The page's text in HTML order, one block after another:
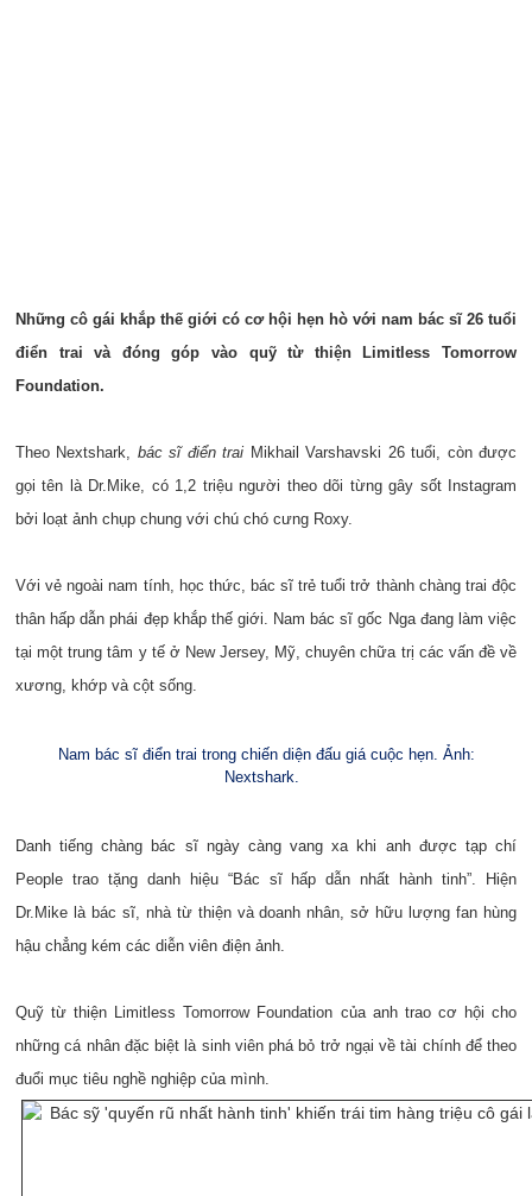
Những cô gái khắp thế giới có cơ hội hẹn hò với nam bác sĩ 26 tuổi
điển trai và đóng góp vào quỹ từ thiện Limitless Tomorrow
Foundation.
Theo Nextshark, bác sĩ điển trai Mikhail Varshavski 26 tuổi, còn được
gọi tên là Dr.Mike, có 1,2 triệu người theo dõi từng gây sốt Instagram
bởi loạt ảnh chụp chung với chú chó cưng Roxy.
Với vẻ ngoài nam tính, học thức, bác sĩ trẻ tuổi trở thành chàng trai độc
thân hấp dẫn phái đẹp khắp thế giới. Nam bác sĩ gốc Nga đang làm việc
tại một trung tâm y tế ở New Jersey, Mỹ, chuyên chữa trị các vấn đề về
xương, khớp và cột sống.
Nam bác sĩ điển trai trong chiến diện đấu giá cuộc hẹn. Ảnh:
Nextshark.
Danh tiếng chàng bác sĩ ngày càng vang xa khi anh được tạp chí
People trao tặng danh hiệu “Bác sĩ hấp dẫn nhất hành tinh”. Hiện
Dr.Mike là bác sĩ, nhà từ thiện và doanh nhân, sở hữu lượng fan hùng
hậu chẳng kém các diễn viên điện ảnh.
Quỹ từ thiện Limitless Tomorrow Foundation của anh trao cơ hội cho
những cá nhân đặc biệt là sinh viên phá bỏ trở ngại về tài chính để theo
đuổi mục tiêu nghề nghiệp của mình.